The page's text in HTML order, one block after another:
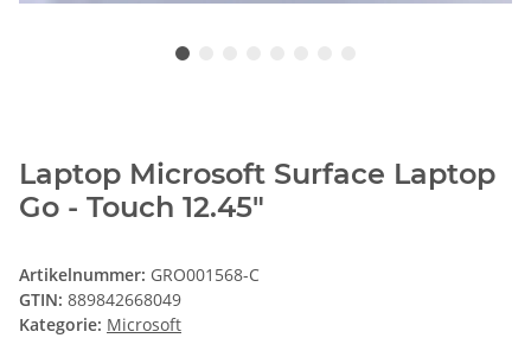
Laptop Microsoft Surface Laptop
Go - Touch 12.45"
Artikelnummer: GRO001568-C
GTIN: 889842668049
Kategorie: Microsoft